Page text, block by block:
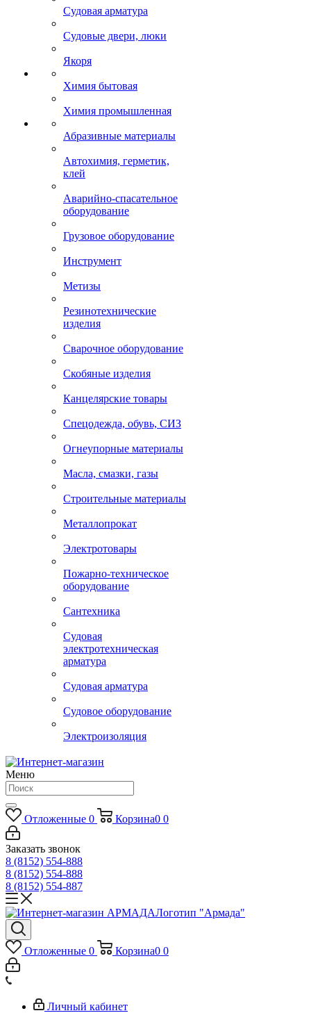
Судовая арматура
Судовые двери, люки
Якоря
Химия бытовая
Химия промышленная
Абразивные материалы
Автохимия, герметик,
клей
Аварийно-спасательное
оборудование
Грузовое оборудование
Инструмент
Метизы
Резинотехнические
изделия
Сварочное оборудование
Скобяные изделия
Канцелярские товары
Спецодежда, обувь, СИЗ
Огнеупорные материалы
Масла, смазки, газы
Строительные материалы
Металлопрокат
Электротовары
Пожарно-техническое
оборудование
Сантехника
Судовая
электротехническая
арматура
Судовая арматура
Судовое оборудование
Электроизоляция
Меню
Отложенные 0 Корзина0 0
Заказать звонок
8 (8152) 554-888
8 (8152) 554-888
8 (8152) 554-887
Логотип "Армада"
Отложенные 0 Корзина0 0
Личный кабинет